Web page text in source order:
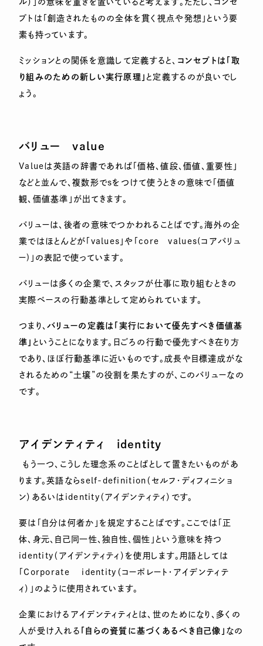
ル）」の意味を重きを置いていると考えます。ただし、コンセ
プトは「創造されたものの全体を貫く視点や発想」という要
素も持っています。
ミッションとの関係を意識して定義すると、 コンセプトは「取
り組みのための新しい実行原理」 と定義するのが良いでし
ょう。
バリューvalue
Valueは英語の辞書であれば「価格、値段、価値、重要性」
などと並んで、複数形でsをつけて使うときの意味で「価値
観、価値基準」が出てきます。
バリューは、後者の意味でつかわれることばです。海外の企
業ではほとんどが「values」や「core values(コアバリュ
ー)」の表記で使っています。
バリューは多くの企業で、スタッフが仕事に取り組むときの
実際ベースの行動基準として定められています。
つまり、バリューの定義は「実行において優先すべき価値基
準」 ということになります。日ごろの行動で優先すべき在り方
であり、ほぼ行動基準に近いものです。成長や目標達成がな
されるための“土壌”の役割を果たすのが、このバリューなの
です。
アイデンティティ identity
もう一つ、こうした理念系のことばとして置きたいものがあ
ります。英語ならself-definition（セルフ・ディフィニショ
ン）あるいはidentity（アイデンティティ）です。
要は「自分は何者か」を規定することばです。ここでは「正
体、身元、自己同一性、独自性、個性」という意味を持つ
identity（アイデンティティ）を使用します。用語としては
「Corporate identity（コーポレート・アイデンティテ
ィ）」のように使用されています。
企業におけるアイデンティティとは、世のためになり、多くの
人が受け入れる
「自らの資質に基づくあるべき自己像」 なの